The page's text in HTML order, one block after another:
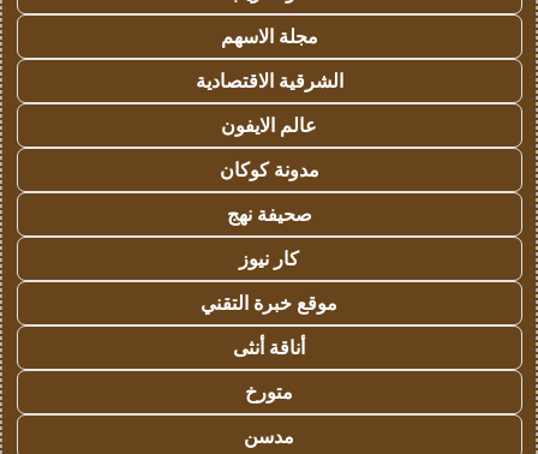
مجلة الاسهم
الشرقية الاقتصادية
عالم الايفون
مدونة كوكان
صحيفة نهج
كار نيوز
موقع خبرة التقني
أناقة أنثى
متورخ
مدسن